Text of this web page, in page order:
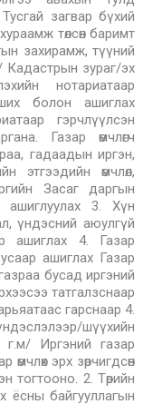
загвар бүхий
төлсөн баримт
захирамж, түүний
Кадастрын зураг/эх
нотариатаар
болон ашиглах
гэрчлүүлсэн
Газар өмчлөгч
гадаадын иргэн,
этгээдийн өмчлөл,
Засаг даргын
ашиглуулах 3. Хүн
үндэсний аюулгүй
ашиглах 4. Газар
ашиглах Газар
бусад иргэний
татгалзснаар
гарснаар 4.
шүүхийн
Иргэний газар
эрх зөрчигдсөн
тогтооно. 2. Төрийн
ёсны байгууллагын